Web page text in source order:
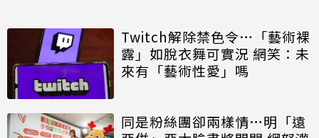
Twitch解除禁色令…「藝術裸
露」如脫衣舞可實況 網笑：未
來有「藝術性愛」嗎
同是粉絲團卻兩樣情…明「遠